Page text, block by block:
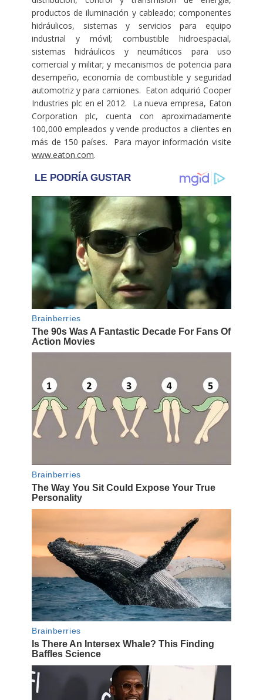
productos de iluminación y cableado; componentes
hidráulicos, sistemas y servicios para equipo
industrial y móvil; combustible hidroespacial,
sistemas hidráulicos y neumáticos para uso
comercial y militar; y mecanismos de potencia para
desempeño, economía de combustible y seguridad
automotriz y para camiones. Eaton adquirió Cooper
Industries plc en el 2012. La nueva empresa, Eaton
Corporation plc, cuenta con aproximadamente
100,000 empleados y vende productos a clientes en
más de 150 países. Para mayor información visite
www.eaton.com.